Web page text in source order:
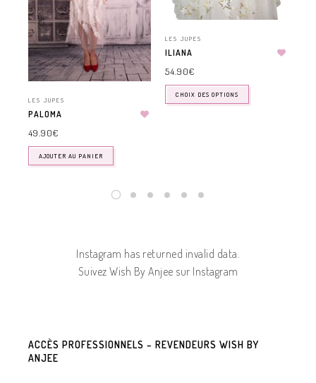
LES JUPES
PALOMA
49.90€
AJOUTER AU PANIER
LES JUPES
ILIANA
54.90€
CHOIX DES OPTIONS
Instagram has returned invalid data.
Suivez Wish By Anjee sur Instagram
ACCÈS PROFESSIONNELS – REVENDEURS WISH BY
ANJEE